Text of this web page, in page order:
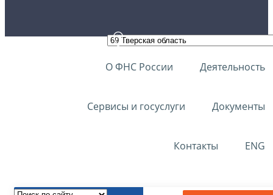
О ФНС России Деятельность
Сервисы и госуслуги Документы
Контакты ENG